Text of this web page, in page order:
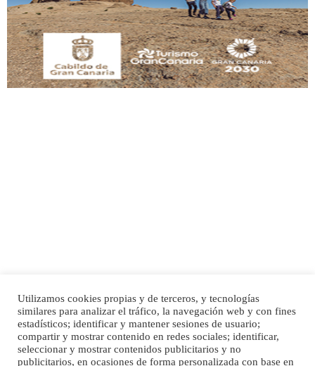
manso y extremadamente cari...
Leales.org » Gran Canaria | 9.7.2025
SHIBA PERDIDO AVDA JOSE MESA Y LOPEZ
PERRO MACHO RAZA SHIBA CON MICROCHIP PERDIDO HOY 06/07/2025 ZONA
MESA Y LOPEZ. ES MUY ASUSTADIZO
Leales.org » Gran Canaria | 6.7.2025
Inicio Publicidad
Política de privacidad
Aviso Legal
Cláusula de Cookies
Enlaces de interés
Utilizamos cookies propias y de terceros, y tecnologías
similares para analizar el tráfico, la navegación web y con fines
estadísticos; identificar y mantener sesiones de usuario;
compartir y mostrar contenido en redes sociales; identificar,
seleccionar y mostrar contenidos publicitarios y no
publicitarios, en ocasiones de forma personalizada con base en